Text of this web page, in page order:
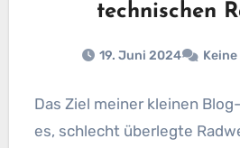
technischen
19. Juni 2024
Das Ziel meiner kleinen
es, schlecht überlegte